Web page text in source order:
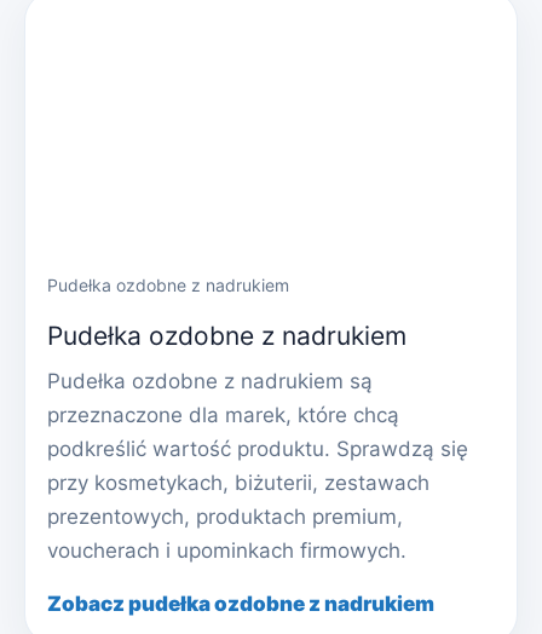
Pudełka ozdobne z nadrukiem
Pudełka ozdobne z nadrukiem
Pudełka ozdobne z nadrukiem są
przeznaczone dla marek, które chcą
podkreślić wartość produktu. Sprawdzą się
przy kosmetykach, biżuterii, zestawach
prezentowych, produktach premium,
voucherach i upominkach firmowych.
Zobacz pudełka ozdobne z nadrukiem